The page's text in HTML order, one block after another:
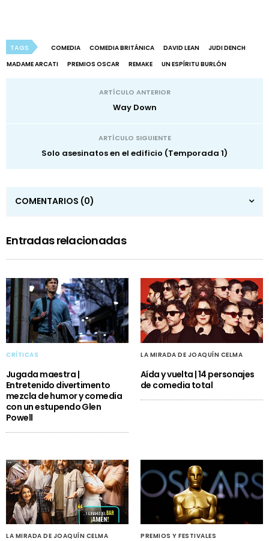
TAGS COMEDIA COMEDIA BRITÁNICA DAVID LEAN
JUDI DENCH
MADAME ARCATI
PREMIOS OSCAR REMAKE UN ESPÍRITU BURLÓN
ARTÍCULO ANTERIOR
Way Down
ARTÍCULO SIGUIENTE
Solo asesinatos en el edificio (Temporada 1)
COMENTARIOS (0)
Entradas relacionadas
CRÍTICAS
Jugada maestra |
Entretenido divertimento
mezcla de humor y comedia
con un estupendo Glen
Powell
LA MIRADA DE JOAQUÍN CELMA
Aída y vuelta | 14 personajes
de comedia total
LA MIRADA DE JOAQUÍN CELMA PREMIOS Y FESTIVALES